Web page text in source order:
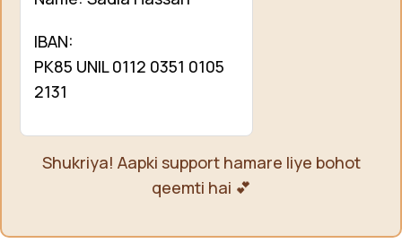
IBAN:
PK85 UNIL 0112 0351 0105
2131
Shukriya! Aapki support hamare liye bohot
qeemti hai 💕